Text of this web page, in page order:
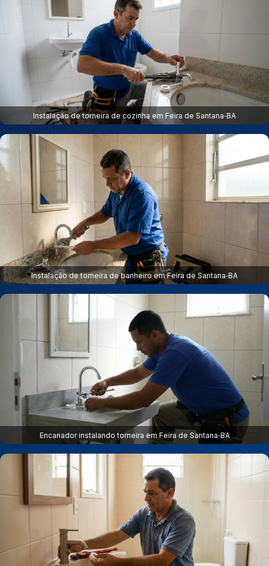
Instalação de torneira de cozinha em Feira de Santana‑BA
Instalação de torneira de banheiro em Feira de Santana‑BA
Encanador instalando torneira em Feira de Santana‑BA